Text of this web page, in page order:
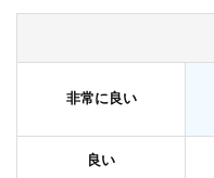
非常に良い
良い